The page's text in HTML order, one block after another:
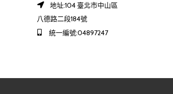
地址:104 臺北市中山區
八德路二段184號
統一編號:04897247